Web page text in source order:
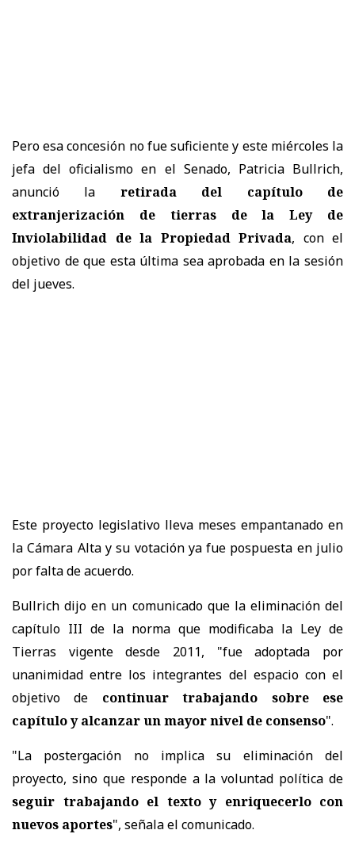
Pero esa concesión no fue suficiente y este miércoles la
jefa del oficialismo en el Senado, Patricia Bullrich,
anunció la retirada del capítulo de
extranjerización de tierras de la Ley de
Inviolabilidad de la Propiedad Privada, con el
objetivo de que esta última sea aprobada en la sesión
del jueves.
Este proyecto legislativo lleva meses empantanado en
la Cámara Alta y su votación ya fue pospuesta en julio
por falta de acuerdo.
Bullrich dijo en un comunicado que la eliminación del
capítulo III de la norma que modificaba la Ley de
Tierras vigente desde 2011, "fue adoptada por
unanimidad entre los integrantes del espacio con el
objetivo de continuar trabajando sobre ese
capítulo y alcanzar un mayor nivel de consenso".
"La postergación no implica su eliminación del
proyecto, sino que responde a la voluntad política de
seguir trabajando el texto y enriquecerlo con
nuevos aportes", señala el comunicado.